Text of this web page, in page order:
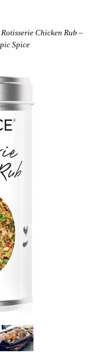
Chicken Rub –
Spice